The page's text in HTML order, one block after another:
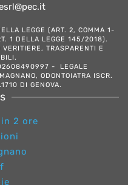
LEGGE (ART. 2, COMMA 1-
1 DELLA LEGGE 145/2018).
TRASPARENTI E
- LEGALE
ODONTOIATRA ISCR.
DI GENOVA.
2 ore